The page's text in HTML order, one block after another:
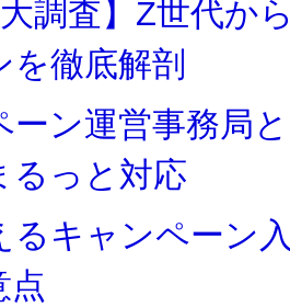
大調査】Z世代
を徹底解剖
ーン運営事務局
るっと対応
るキャンペーン
点